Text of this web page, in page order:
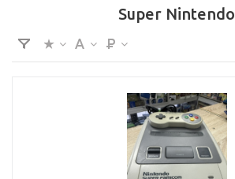
Super Nintendo